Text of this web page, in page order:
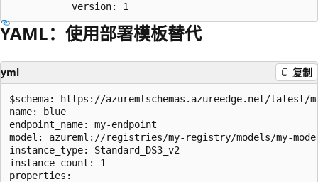
YAML：使用部署模板替代
yml 复制
$schema: https://azuremlschemas.azureedge.net/latest/
name: blue
endpoint_name: my-endpoint
model: azureml://registries/my-registry/models/my-
instance_type: Standard_DS3_v2
instance_count: 1
properties: